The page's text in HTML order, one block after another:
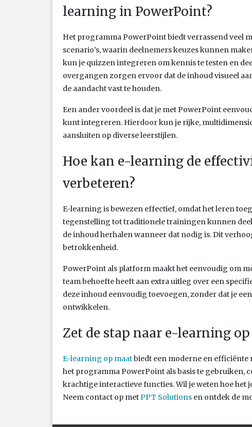
learning in PowerPoint?
Het programma PowerPoint biedt verrassend veel
scenario’s, waarin deelnemers keuzes kunnen
kun je quizzen integreren om kennis te testen en
overgangen zorgen ervoor dat de inhoud visueel
de aandacht vast te houden.
Een ander voordeel is dat je met PowerPoint
kunt integreren. Hierdoor kun je rijke,
aansluiten op diverse leerstijlen.
Hoe kan e-learning de
verbeteren?
E-learning is bewezen effectief, omdat het leren
tegenstelling tot traditionele trainingen kunnen
de inhoud herhalen wanneer dat nodig is. Dit
betrokkenheid.
PowerPoint als platform maakt het eenvoudig om
team behoefte heeft aan extra uitleg over een
deze inhoud eenvoudig toevoegen, zonder dat je
ontwikkelen.
Zet de stap naar e-learning
E-learning op maatbiedt een moderne en
het programma PowerPoint als basis te gebruiken,
krachtige interactieve functies. Wil je weten hoe het
Neem contact op met PPT Solutions en ontdek de